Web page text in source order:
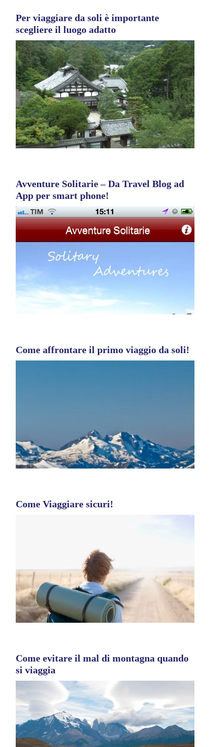
Per viaggiare da soli è importante
scegliere il luogo adatto
Avventure Solitarie – Da Travel Blog ad
App per smart phone!
Come affrontare il primo viaggio da soli!
Come Viaggiare sicuri!
Come evitare il mal di montagna quando
si viaggia